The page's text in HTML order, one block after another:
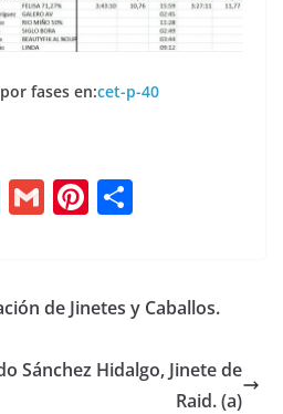
fases en:cet-p-40
Li
n
e
n
G
m
l
Pi
n
rep
rt
de Jinetes y Caballos.
Sánchez Hidalgo, Jinete de
Raid. (a)